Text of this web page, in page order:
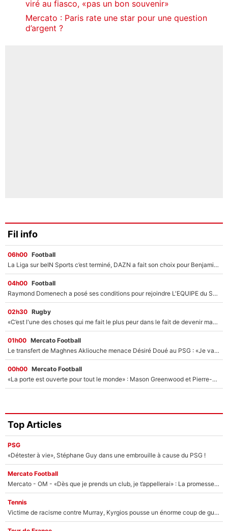
viré au fiasco, «pas un bon souvenir»
Mercato : Paris rate une star pour une question
d’argent ?
Fil info
06h00 Football
La Liga sur beIN Sports c’est terminé, DAZN a fait son choix pour Benjamin Da Silva et Omar Da Fonseca !
04h00 Football
Raymond Domenech a posé ses conditions pour rejoindre L'EQUIPE du Soir : Il refuse de faire l'émission avec un autre chroniqueur !
02h30 Rugby
«C’est l'une des choses qui me fait le plus peur dans le fait de devenir maman» : En couple avec Antoine Dupont, Iris Mittenaere s'inquiète déjà pour ses futurs enfants !
01h00 Mercato Football
Le transfert de Maghnes Akliouche menace Désiré Doué au PSG : «Je valide à 200%»
00h00 Mercato Football
«La porte est ouverte pour tout le monde» : Mason Greenwood et Pierre-Emerick Aubameyang ont quitté l'OM, Amine Gouiri balance sur la suite du mercato et sur la réaction du vestiaire !
Top Articles
PSG
«Détester à vie», Stéphane Guy dans une embrouille à cause du PSG !
Mercato Football
Mercato - OM - «Dès que je prends un club, je t’appellerai» : La promesse de Marcelino au moment de claquer la porte
Tennis
Victime de racisme contre Murray, Kyrgios pousse un énorme coup de gueule !